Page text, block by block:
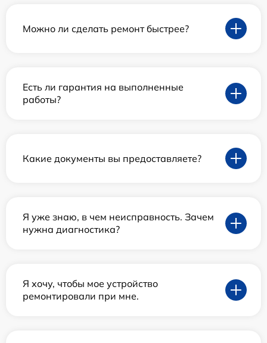
Можно ли сделать ремонт быстрее?
Есть ли гарантия на выполненные
работы?
Какие документы вы предоставляете?
Я уже знаю, в чем неисправность. Зачем
нужна диагностика?
Я хочу, чтобы мое устройство
ремонтировали при мне.